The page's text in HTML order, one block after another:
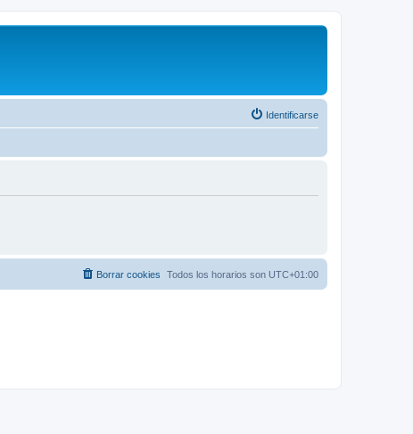
Identificarse
Todos los horarios son UTC+01:00
Borrar cookies